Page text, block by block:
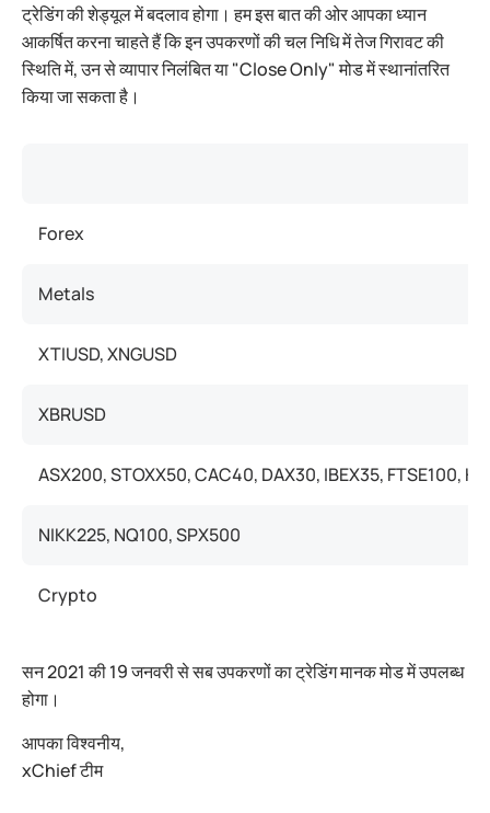
ट्रेडिंग की शेड्यूल में बदलाव होगा। हम इस बात की ओर आपका ध्यान
आकर्षित करना चाहते हैं कि इन उपकरणों की चल निधि में तेज गिरावट की
स्थिति में, उन से व्यापार निलंबित या "Close Only" मोड में स्थानांतरित
किया जा सकता है।
Forex
Metals
XTIUSD, XNGUSD
XBRUSD
ASX200, STOXX50, CAC40, DAX30, IBEX35, FTSE100,
NIKK225, NQ100, SPX500
Crypto
सन 2021 की 19 जनवरी से सब उपकरणों का ट्रेडिंग मानक मोड में उपलब्ध
होगा।
आपका विश्वनीय,
xChief टीम